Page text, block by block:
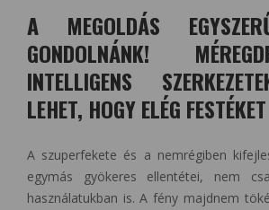
A MEGOLDÁS
GONDOLNÁNK!
INTELLIGENS
LEHET, HOGY ELÉG
A szuperfekete és a nemrégiben
egymás gyökeres ellentétei, nem
használatukban is. A fény majdnem